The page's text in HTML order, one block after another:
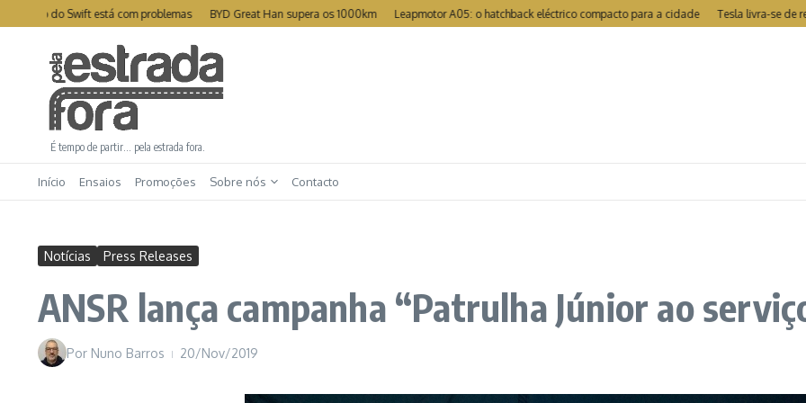
Ir para o conteúdo
do Swift está com problemas BYD Great Han supera os 1000km Leapmotor A05: o hatchback eléctrico compacto para a cidade Tesla livra-se de recall
É tempo de partir… pela estrada fora.
Início Ensaios Promoções Sobre nós Contacto
Notícias Press Releases
ANSR lança campanha “Patrulha Júnior ao
Por Nuno Barros 20/Nov/2019